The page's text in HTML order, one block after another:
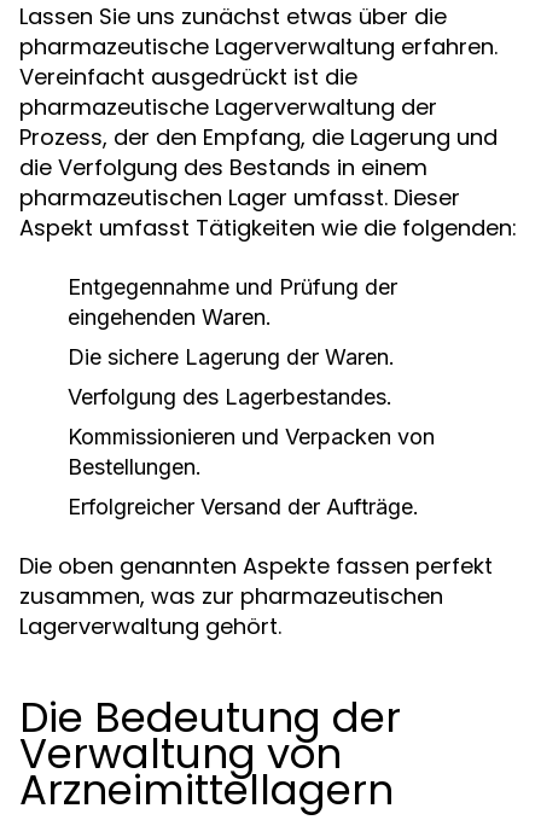
Lassen Sie uns zunächst etwas über die
pharmazeutische Lagerverwaltung erfahren.
Vereinfacht ausgedrückt ist die
pharmazeutische Lagerverwaltung der
Prozess, der den Empfang, die Lagerung und
die Verfolgung des Bestands in einem
pharmazeutischen Lager umfasst. Dieser
Aspekt umfasst Tätigkeiten wie die folgenden:
Entgegennahme und Prüfung der
eingehenden Waren.
Die sichere Lagerung der Waren.
Verfolgung des Lagerbestandes.
Kommissionieren und Verpacken von
Bestellungen.
Erfolgreicher Versand der Aufträge.
Die oben genannten Aspekte fassen perfekt
zusammen, was zur pharmazeutischen
Lagerverwaltung gehört.
Die Bedeutung der
Verwaltung von
Arzneimittellagern